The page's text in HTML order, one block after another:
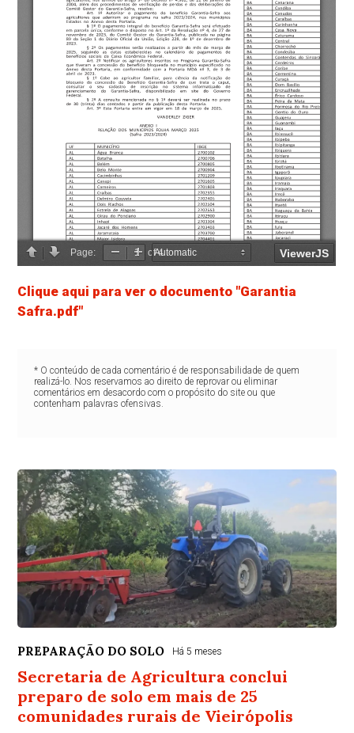
Clique aqui para ver o documento "Garantia
Safra.pdf"
* O conteúdo de cada comentário é de responsabilidade de quem
realizá-lo. Nos reservamos ao direito de reprovar ou eliminar
comentários em desacordo com o propósito do site ou que
contenham palavras ofensivas.
PREPARAÇÃO DO SOLO Há 5 meses
Secretaria de Agricultura conclui
preparo de solo em mais de 25
comunidades rurais de Vieirópolis